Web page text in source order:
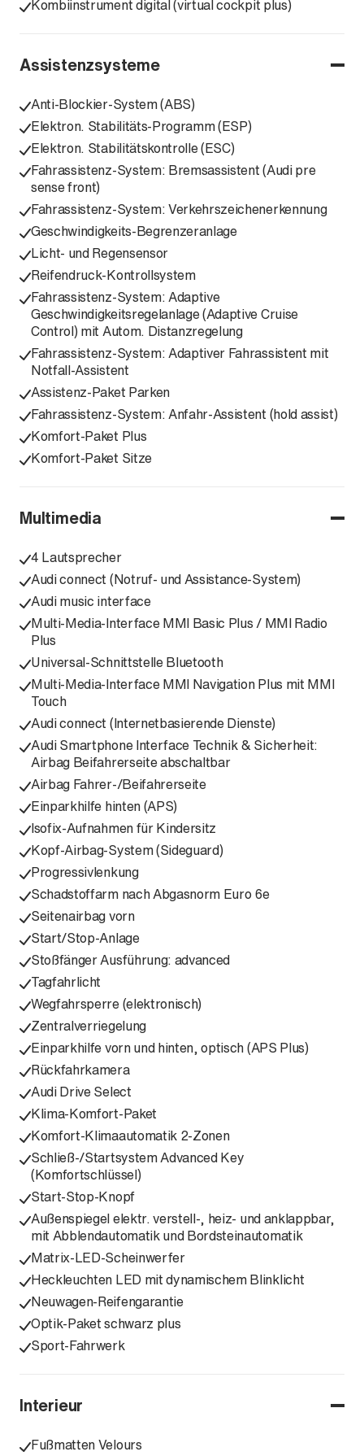
Kombiinstrument digital (virtual cockpit plus)
Assistenzsysteme
Anti-Blockier-System (ABS)
Elektron. Stabilitäts-Programm (ESP)
Elektron. Stabilitätskontrolle (ESC)
Fahrassistenz-System: Bremsassistent (Audi pre
sense front)
Fahrassistenz-System: Verkehrszeichenerkennung
Geschwindigkeits-Begrenzeranlage
Licht- und Regensensor
Reifendruck-Kontrollsystem
Fahrassistenz-System: Adaptive
Geschwindigkeitsregelanlage (Adaptive Cruise
Control) mit Autom. Distanzregelung
Fahrassistenz-System: Adaptiver Fahrassistent mit
Notfall-Assistent
Assistenz-Paket Parken
Fahrassistenz-System: Anfahr-Assistent (hold assist)
Komfort-Paket Plus
Komfort-Paket Sitze
Multimedia
4 Lautsprecher
Audi connect (Notruf- und Assistance-System)
Audi music interface
Multi-Media-Interface MMI Basic Plus / MMI Radio
Plus
Universal-Schnittstelle Bluetooth
Multi-Media-Interface MMI Navigation Plus mit MMI
Touch
Audi connect (Internetbasierende Dienste)
Audi Smartphone Interface Technik & Sicherheit:
Airbag Beifahrerseite abschaltbar
Airbag Fahrer-/Beifahrerseite
Einparkhilfe hinten (APS)
Isofix-Aufnahmen für Kindersitz
Kopf-Airbag-System (Sideguard)
Progressivlenkung
Schadstoffarm nach Abgasnorm Euro 6e
Seitenairbag vorn
Start/Stop-Anlage
Stoßfänger Ausführung: advanced
Tagfahrlicht
Wegfahrsperre (elektronisch)
Zentralverriegelung
Einparkhilfe vorn und hinten, optisch (APS Plus)
Rückfahrkamera
Audi Drive Select
Klima-Komfort-Paket
Komfort-Klimaautomatik 2-Zonen
Schließ-/Startsystem Advanced Key
(Komfortschlüssel)
Start-Stop-Knopf
Außenspiegel elektr. verstell-, heiz- und anklappbar,
mit Abblendautomatik und Bordsteinautomatik
Matrix-LED-Scheinwerfer
Heckleuchten LED mit dynamischem Blinklicht
Neuwagen-Reifengarantie
Optik-Paket schwarz plus
Sport-Fahrwerk
Interieur
Fußmatten Velours